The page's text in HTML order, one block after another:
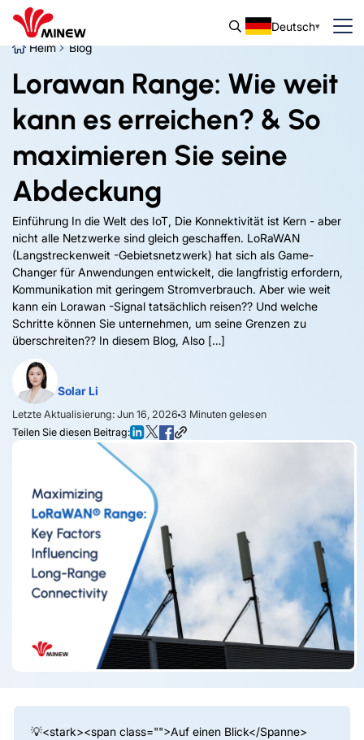
Deutsch
Heim
Blog
Lorawan Range: Wie weit
kann es erreichen? & So
maximieren Sie seine
Abdeckung
Einführung In die Welt des IoT, Die Konnektivität ist Kern - aber
nicht alle Netzwerke sind gleich geschaffen. LoRaWAN
(Langstreckenweit -Gebietsnetzwerk) hat sich als Game-
Changer für Anwendungen entwickelt, die langfristig erfordern,
Kommunikation mit geringem Stromverbrauch. Aber wie weit
kann ein Lorawan -Signal tatsächlich reisen?? Und welche
Schritte können Sie unternehmen, um seine Grenzen zu
überschreiten?? In diesem Blog, Also […]
Solar Li
Letzte Aktualisierung: Jun 16, 2026 3 Minuten gelesen
Teilen Sie diesen Beitrag:
💡<stark><span class="">Auf einen Blick</Spanne>